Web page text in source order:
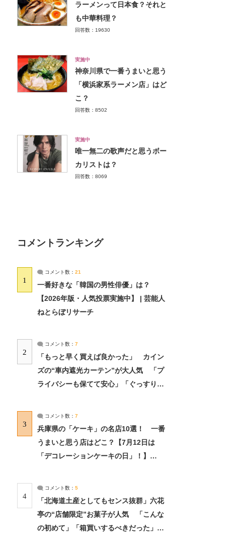
ラーメンって日本食？それと
も中華料理？
回答数：19630
実施中
神奈川県で一番うまいと思う
「横浜家系ラーメン店」はど
こ？
回答数：8502
実施中
唯一無二の歌声だと思うボー
カリストは？
回答数：8069
コメントランキング
1
コメント数： 21
一番好きな「韓国の男性俳優」は？
【2026年版・人気投票実施中】 | 芸能人
ねとらぼリサーチ
2
コメント数： 7
「もっと早く買えば良かった」 カイン
ズの“車内遮光カーテン”が大人気 「プ
ライバシーも保てて安心」「ぐっすり眠
3
コメント数： 7
兵庫県の「ケーキ」の名店10選！ 一番
うまいと思う店はどこ？【7月12日は
「デコレーションケーキの日」！】
4
コメント数： 5
「北海道土産としてもセンス抜群」六花
亭の“店舗限定”お菓子が人気 「こんな
の初めて」「箱買いするべきだった」